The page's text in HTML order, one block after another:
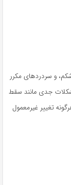
و سردردهای مکرر
جدی مانند سقط
تغییر غیرمعمول